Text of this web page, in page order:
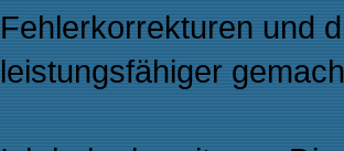
Fehlerkorrekturen und
leistungsfähiger